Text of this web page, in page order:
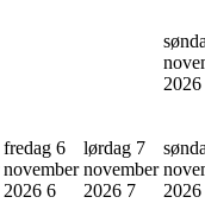
2026
fredag 6
november
2026 6
lørdag 7
november
2026 7
2026